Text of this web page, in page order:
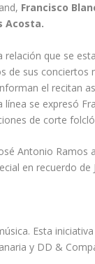
Francisco
Acosta.
que se
sus conciertos
el recitan
se expresó
de corte
Antonio Ramos
en recuerdo de
Esta
y DD &